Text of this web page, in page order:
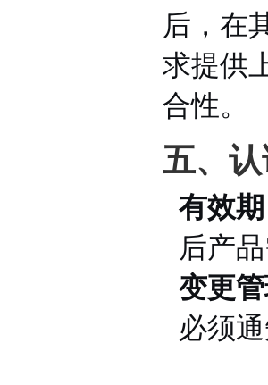
后，在
求提供
合性。
五、
有效期
后产
变更
必须